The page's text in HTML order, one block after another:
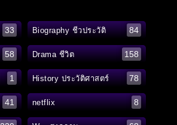
33 Biography ชีวประวัติ 84
58 Drama ชีวิต 158
1 History ประวัติศาสตร์ 78
41 netflix 8